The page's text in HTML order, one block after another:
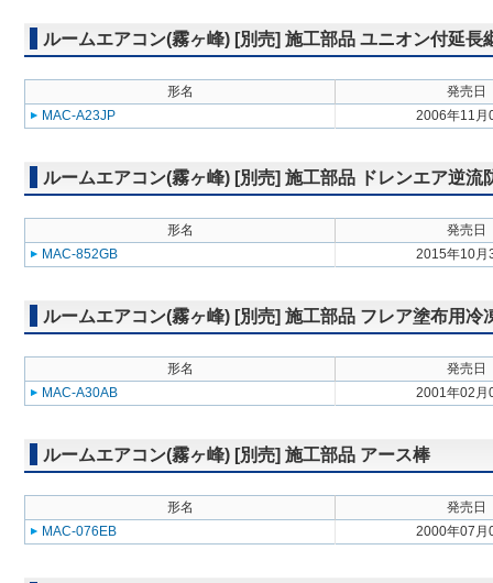
ルームエアコン(霧ヶ峰) [別売] 施工部品 ユニオン付延長
形名
発売日
MAC-A23JP
2006年11月
ルームエアコン(霧ヶ峰) [別売] 施工部品 ドレンエア逆流
形名
発売日
MAC-852GB
2015年10月
ルームエアコン(霧ヶ峰) [別売] 施工部品 フレア塗布用冷
形名
発売日
MAC-A30AB
2001年02月
ルームエアコン(霧ヶ峰) [別売] 施工部品 アース棒
形名
発売日
MAC-076EB
2000年07月